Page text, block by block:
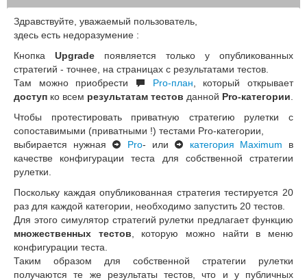
Здравствуйте, уважаемый пользователь,
здесь есть недоразумение :
Кнопка Upgrade появляется только у опубликованных
стратегий - точнее, на страницах с результатами тестов.
Там можно приобрести
Pro-план , который открывает
доступ ко всем результатам тестов данной Pro-категории
Чтобы протестировать приватную стратегию рулетки с
сопоставимыми (приватными !) тестами Pro-категории,
выбирается нужная
Pro- или категория Maximum в
качестве конфигурации теста для собственной стратегии
рулетки.
Поскольку каждая опубликованная стратегия тестируется 20
раз для каждой категории, необходимо запустить 20 тестов.
Для этого симулятор стратегий рулетки предлагает функцию
множественных тестов , которую можно найти в меню
конфигурации теста.
Таким образом для собственной стратегии рулетки
получаются те же результаты тестов, что и у публичных